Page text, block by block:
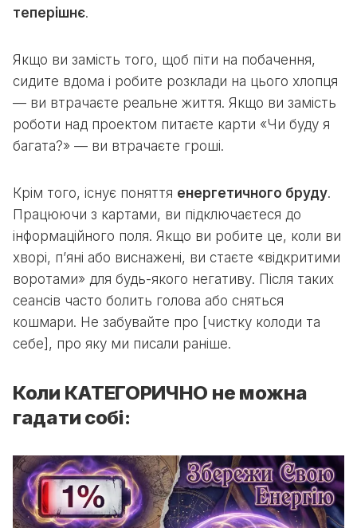
теперішнє.
Якщо ви замість того, щоб піти на побачення,
сидите вдома і робите розклади на цього хлопця
— ви втрачаєте реальне життя. Якщо ви замість
роботи над проектом питаєте карти «Чи буду я
багата?» — ви втрачаєте гроші.
Крім того, існує поняття енергетичного бруду.
Працюючи з картами, ви підключаєтеся до
інформаційного поля. Якщо ви робите це, коли ви
хворі, п’яні або виснажені, ви стаєте «відкритими
воротами» для будь-якого негативу. Після таких
сеансів часто болить голова або сняться
кошмари. Не забувайте про [чистку колоди та
себе], про яку ми писали раніше.
Коли КАТЕГОРИЧНО не можна
гадати собі: